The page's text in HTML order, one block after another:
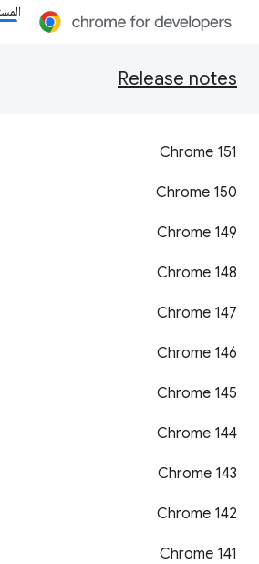
Release notes
Chrome 151
‫Chrome 150
Chrome 149
‫Chrome 148
Chrome 147
‫Chrome 146
Chrome 145
Chrome 144
Chrome 143
Chrome 142
Chrome 141